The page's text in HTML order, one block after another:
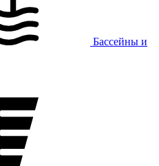
Бассейны и